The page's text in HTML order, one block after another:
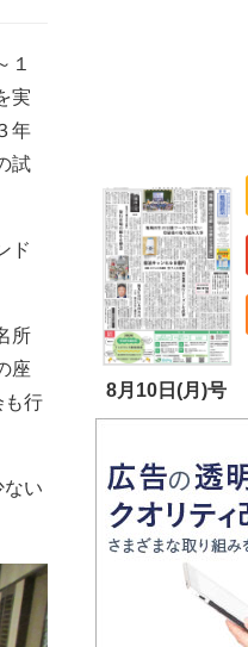
１
実
年
試
ド
所
座
も行
い
8月10日(月)号